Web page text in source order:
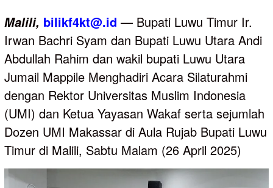
Malili, bilikf4kt@.id — Bupati Luwu Timur Ir.
Irwan Bachri Syam dan Bupati Luwu Utara Andi
Abdullah Rahim dan wakil bupati Luwu Utara
Jumail Mappile Menghadiri Acara Silaturahmi
dengan Rektor Universitas Muslim Indonesia
(UMI) dan Ketua Yayasan Wakaf serta sejumlah
Dozen UMI Makassar di Aula Rujab Bupati Luwu
Timur di Malili, Sabtu Malam (26 April 2025)